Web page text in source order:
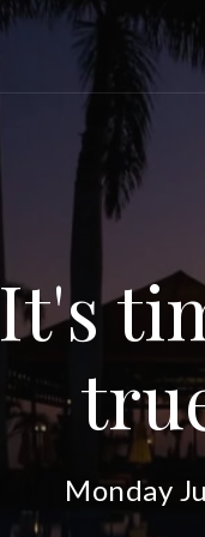
It's
Monday